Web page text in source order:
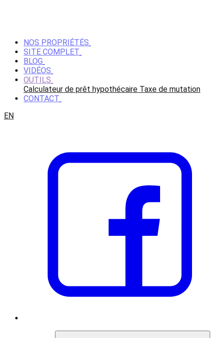
NOS PROPRIÉTÉS
SITE COMPLET
BLOG
VIDÉOS
OUTILS
Calculateur de prêt hypothécaire Taxe de mutation
CONTACT
EN